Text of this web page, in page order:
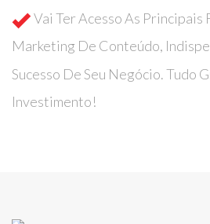
Vai Ter Acesso As Principais
Marketing De Conteúdo,
Sucesso De Seu Negócio. Tudo
Investimento!